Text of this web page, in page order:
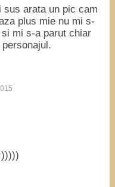
sus arata un pic cam
plus mie nu mi s-
mi s-a parut chiar